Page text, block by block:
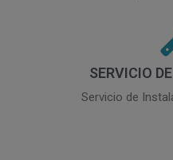
SERVICIO
Servicio de